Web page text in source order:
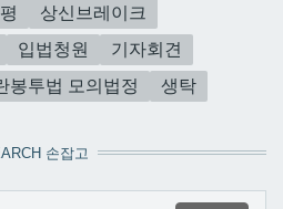
상신브레이크
입법청원
기자회견
봉투법 모의법정 생탁
손잡고